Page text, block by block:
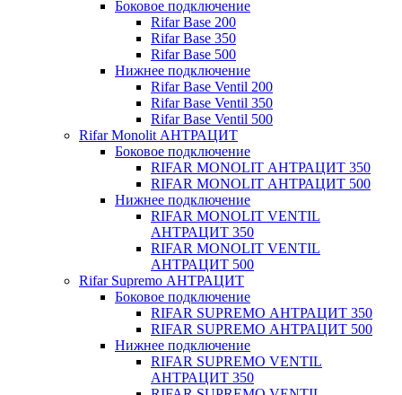
Боковое подключение
Rifar Base 200
Rifar Base 350
Rifar Base 500
Нижнее подключение
Rifar Base Ventil 200
Rifar Base Ventil 350
Rifar Base Ventil 500
Rifar Monolit АНТРАЦИТ
Боковое подключение
RIFAR MONOLIT АНТРАЦИТ 350
RIFAR MONOLIT АНТРАЦИТ 500
Нижнее подключение
RIFAR MONOLIT VENTIL
АНТРАЦИТ 350
RIFAR MONOLIT VENTIL
АНТРАЦИТ 500
Rifar Supremo АНТРАЦИТ
Боковое подключение
RIFAR SUPREMO АНТРАЦИТ 350
RIFAR SUPREMO АНТРАЦИТ 500
Нижнее подключение
RIFAR SUPREMO VENTIL
АНТРАЦИТ 350